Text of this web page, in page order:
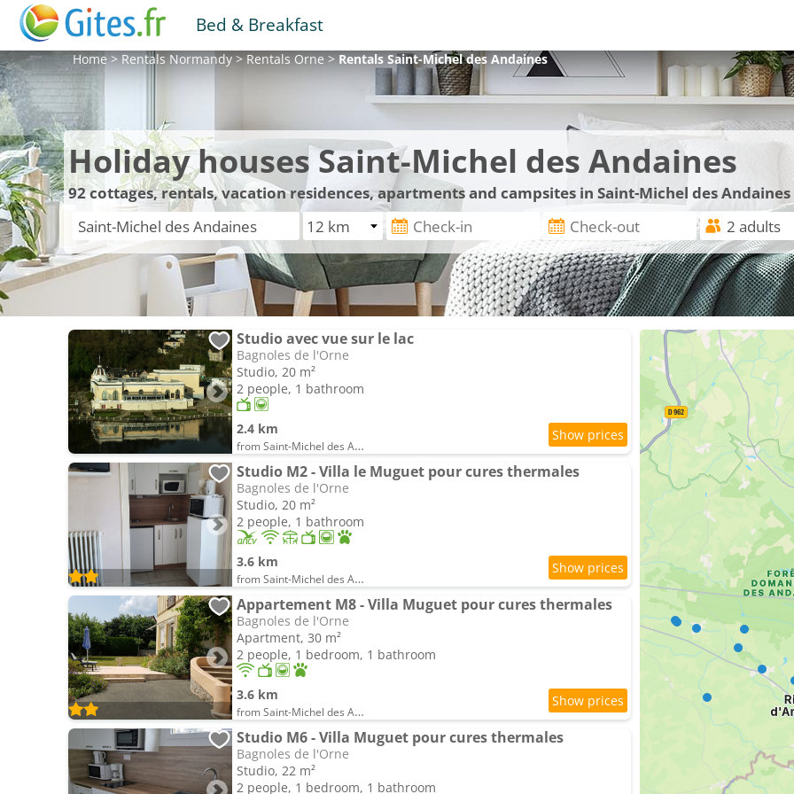
Bed & Breakfast
Home>RentalsNormandy>RentalsOrne>RentalsSaint-Michel des Andaines
Holiday houses Saint-Michel des Andaines
92cottages, rentals, vacation residences, apartments and campsites in Saint-Michel des
Studio avec vue sur le lac
Bagnoles de l'Orne
Studio, 20 m²
2 people, 1 bathroom
2.4 km
from Saint-Michel des Andaines
Studio M2 - Villa le Muguet pour cures thermales
Bagnoles de l'Orne
Studio, 20 m²
2 people, 1 bathroom
3.6 km
from Saint-Michel des Andaines
Appartement M8 - Villa Muguet pour cures thermales
Bagnoles de l'Orne
Apartment, 30 m²
2 people, 1 bedroom, 1 bathroom
3.6 km
from Saint-Michel des Andaines
Studio M6 - Villa Muguet pour cures thermales
Bagnoles de l'Orne
Studio, 22 m²
2 people, 1 bedroom, 1 bathroom